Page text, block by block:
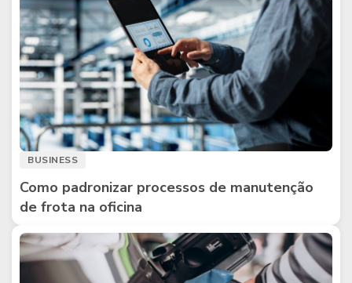
BUSINESS
Como padronizar processos de manutenção
de frota na oficina